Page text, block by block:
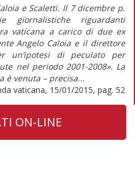
e Scaletti. Il 7 dicembre p.
giornalistiche riguardanti
vaticana a carico di due ex
Angelo Caloia e il direttore
un’ipotesi di peculato per
nel periodo 2001-2008». La
è venuta – precisa...
vaticana, 15/01/2015, pag. 52
ON-LINE